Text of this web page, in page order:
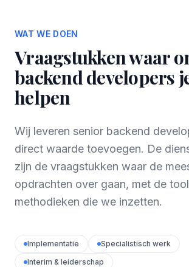
WAT WE DOEN
Vraagstukken waar
backend developers
helpen
Wij leveren senior backend
direct waarde toevoegen. De
zijn de vraagstukken waar de
opdrachten over gaan, met de
methodieken die we inzetten.
Implementatie
Specialistisch werk
Interim & leiderschap